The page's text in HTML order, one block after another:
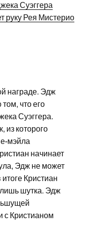
Суэггера
руку Рея Мистерио
награде. Эдж
что его
Суэггера.
из которого
мэйла
начинает
Эдж не может
Кристиан
лишь шутка. Эдж
с Кристианом